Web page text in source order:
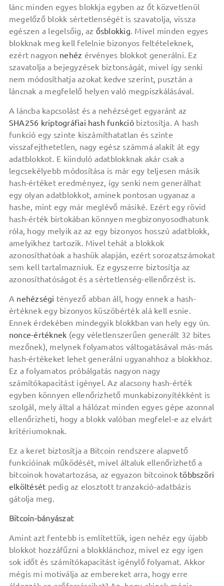
lánc minden egyes blokkja egyben az őt közvetlenül
megelőző blokk sértetlenségét is szavatolja, vissza
egészen a legelsőig, az ősblokkig. Mivel minden egyes
blokknak meg kell felelnie bizonyos feltételeknek,
ezért nagyon nehéz érvényes blokkot generálni. Ez
szavatolja a bejegyzések biztonságát, mivel így senki
nem módosíthatja azokat kedve szerint, pusztán a
láncnak a megfelelő helyen való megpiszkálásával.
A láncba kapcsolást és a nehézséget egyaránt az
SHA256 kriptográfiai hash funkcióbiztosítja. A hash
funkció egy szinte kiszámíthatatlan és szinte
visszafejthetetlen, nagy egész számmá alakít át egy
adatblokkot. E kiinduló adatblokknak akár csak a
legcsekélyebb módosítása is már egy teljesen másik
hash-értéket eredményez, így senki nem generálhat
egy olyan adatblokkot, aminek pontosan ugyanaz a
hashe, mint egy már meglévő másiké. Ezért egy rövid
hash-érték birtokában könnyen megbizonyosodhatunk
róla, hogy melyik az az egy bizonyos hosszú adatblokk,
amelyikhez tartozik. Mivel tehát a blokkok
azonosíthatóak a hashük alapján, ezért sorozatszámokat
sem kell tartalmazniuk. Ez egyszerre biztosítja az
azonosíthatóságot és a sértetlenség-ellenőrzést is.
A nehézségi tényező abban áll, hogy ennek a hash-
értéknek egy bizonyos küszöbérték alá kell esnie.
Ennek érdekében mindegyik blokkban van hely egy ún.
nonce-értéknek (egy véletlenszerűen generált 32 bites
mezőnek), melynek folyamatos váltogatásával más-más
hash-értékeket lehet generálni ugyanahhoz a blokkhoz.
Ez a folyamatos próbálgatás nagyon nagy
számítókapacitást igényel. Az alacsony hash-érték
egyben könnyen ellenőrizhető munkabizonyítékként is
szolgál, mely által a hálózat minden egyes gépe azonnal
ellenőrizheti, hogy a blokk valóban megfelel-e az elvárt
kritériumoknak.
Ez a keret biztosítja a Bitcoin rendszere alapvető
funkcióinak működését, mivel általuk ellenőrizhető a
bitcoinok hovatartozása, az egyazon bitcoinok többszöri
elköltését pedig az elosztott tranzakció-adatbázis
gátolja meg.
Bitcoin-bányászat
Amint azt fentebb is említettük, igen nehéz egy újabb
blokkot hozzáfűzni a blokklánchoz, mivel ez egy igen
sok időt és számítókapacitást igénylő folyamat. Akkor
mégis mi motiválja az embereket arra, hogy erre